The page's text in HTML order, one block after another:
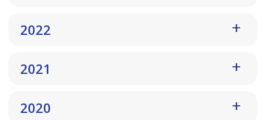
2022
2021
2020